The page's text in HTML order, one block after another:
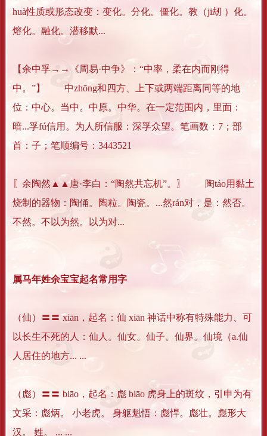
huà性质或形态改变：变化。分化。僵化。教（ji刼 ）化。
熔化。融化。潜移默...
【余中孚→→《周易·中争》：“中率，柔在内而刚得
中。”】 中zhōng和四方、上下或两端距离同等的地
位：中心。当中。中原。中华。在一定范围内，里面：
暗...孚fú信用。为人所信服：深孚众望。笔画数：7；部
首：子；笔顺编号：3443521
〖余陶然▲▲唐·李白：“陶然共忘机”。〗 陶táo用黏土
烧制的器物：陶俑。陶粒。陶瓷。...然rán对，是：然否。
不然。不以为然。以为对...
属马年姓余宝宝起名常用字
（仙）〓〓 xiān，起名：仙 xiān 神话中称有特殊能力、可
以长生不死的人：仙人。仙女。仙子。仙界。仙境（a.仙
人居住的地方... ...
（彪）〓〓 biāo，起名：彪 biāo 虎身上的斑纹，引申为有
文采：彪炳。 小老虎。 身躯魁悟：彪悍。彪壮。彪形大
汉。 姓。 ... ...